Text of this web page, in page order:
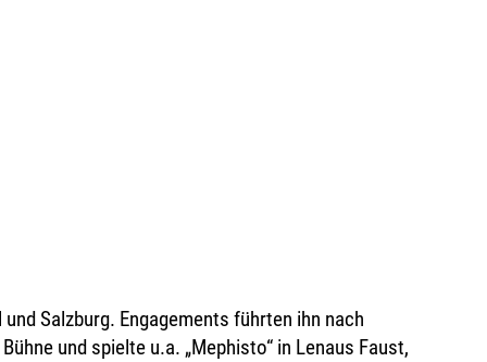
Salzburg. Engagements führten ihn nach
und spielte u.a. „Mephisto“ in Lenaus Faust,